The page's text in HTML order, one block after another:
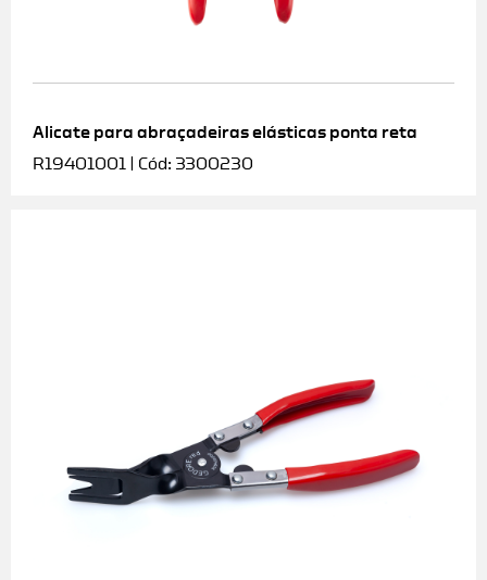
Alicate para abraçadeiras elásticas ponta reta
R19401001 | Cód: 3300230